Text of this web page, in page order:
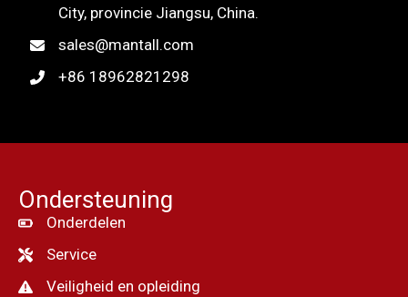
City, provincie Jiangsu, China.
sales@mantall.com
+86 18962821298
Ondersteuning
Onderdelen
Service
Veiligheid en opleiding